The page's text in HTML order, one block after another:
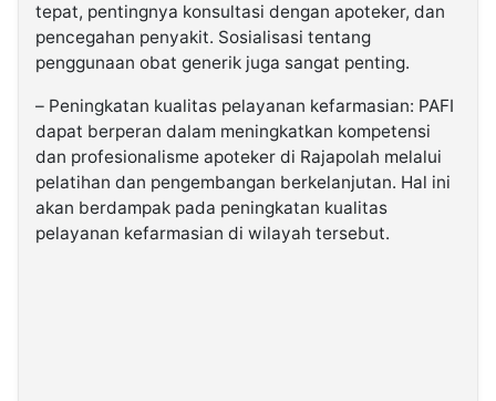
tepat, pentingnya konsultasi dengan apoteker, dan
pencegahan penyakit. Sosialisasi tentang
penggunaan obat generik juga sangat penting.
– Peningkatan kualitas pelayanan kefarmasian: PAFI
dapat berperan dalam meningkatkan kompetensi
dan profesionalisme apoteker di Rajapolah melalui
pelatihan dan pengembangan berkelanjutan. Hal ini
akan berdampak pada peningkatan kualitas
pelayanan kefarmasian di wilayah tersebut.